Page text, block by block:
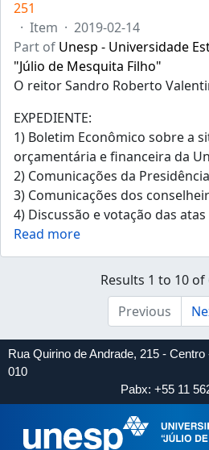
251
· Item · 2019-02-14
Part of Unesp - Universidade
"Júlio de Mesquita Filho"
O reitor Sandro Roberto
EXPEDIENTE:
1) Boletim Econômico sobre a
orçamentária e financeira da
2) Comunicações da
3) Comunicações dos
4) Discussão e votação das atas
Read more
Results 1 to 10 of
Previous
Rua Quirino de Andrade, 215 -
010
Pabx: +55 11